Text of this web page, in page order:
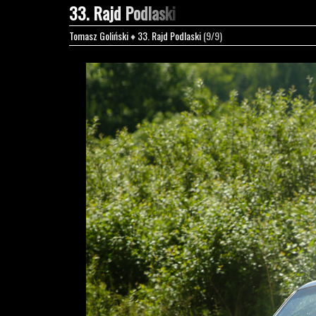
33. Rajd Podlaski
Tomasz Goliński♦33. Rajd Podlaski(9/9)